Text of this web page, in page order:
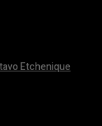
Etchenique